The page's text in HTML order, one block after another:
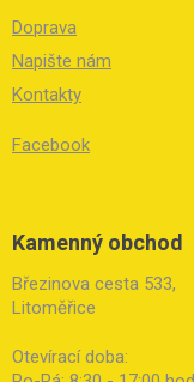
Doprava
Napište nám
Kontakty
Facebook
Kamenný obchod
Březinova cesta 533,
Litoměřice
Otevírací doba: